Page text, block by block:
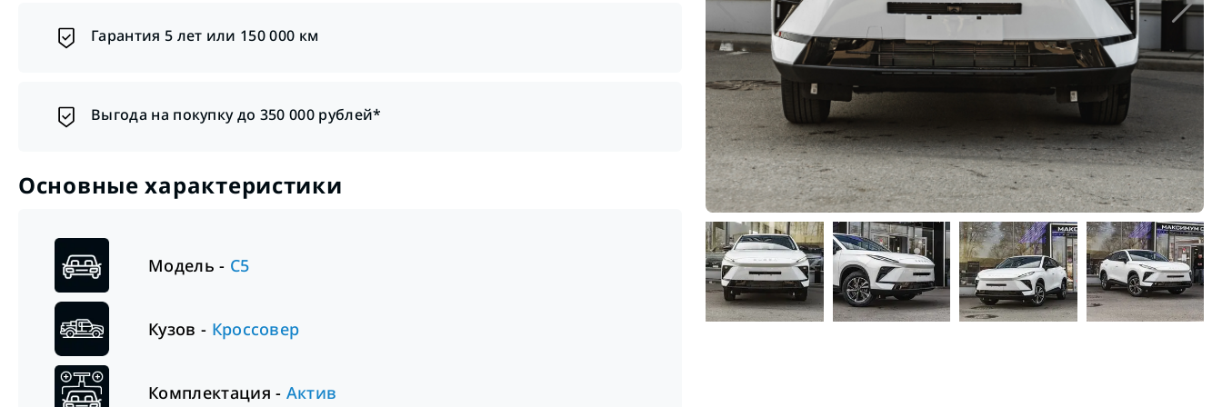
Гарантия 5 лет или 150 000 км
Выгода на покупку до 350 000 рублей*
Основные характеристики
Модель - C5
Кузов - Кроссовер
Комплектация - Актив